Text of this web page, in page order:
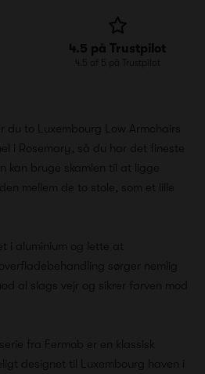
4.5 på Trustpilot
4.5 af 5 på Trustpilot
du to Luxembourg Low Armchairs
i Rosemary, så du har det fineste
kan bruge skamlen til at ligge
mellem de to stole, som et lille
i aluminium og lette at
sørger nemlig
al slags vejr og sikrer farven mod
fra Fermob er en klassisk
designet til Luxembourg haven i